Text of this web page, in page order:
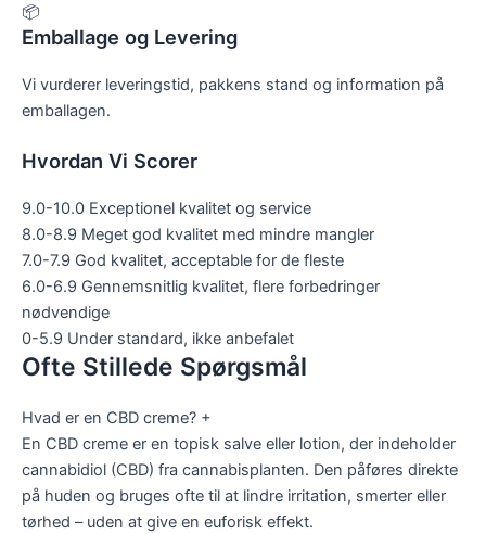
📦
Emballage og Levering
Vi vurderer leveringstid, pakkens stand og information på
emballagen.
Hvordan Vi Scorer
9.0-10.0 Exceptionel kvalitet og service
8.0-8.9 Meget god kvalitet med mindre mangler
7.0-7.9 God kvalitet, acceptable for de fleste
6.0-6.9 Gennemsnitlig kvalitet, flere forbedringer
nødvendige
0-5.9 Under standard, ikke anbefalet
Ofte Stillede Spørgsmål
Hvad er en CBD creme? +
En CBD creme er en topisk salve eller lotion, der indeholder
cannabidiol (CBD) fra cannabisplanten. Den påføres direkte
på huden og bruges ofte til at lindre irritation, smerter eller
tørhed – uden at give en euforisk effekt.